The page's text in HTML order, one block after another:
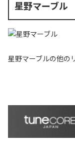
星野マーブル
星野マーブルの他の